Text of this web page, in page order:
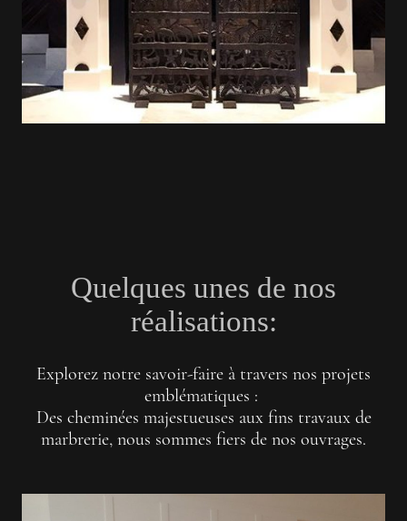
Quelques unes de nos
réalisations:
Explorez notre savoir-faire à travers nos projets
emblématiques :
Des cheminées majestueuses aux fins travaux de
marbrerie, nous sommes fiers de nos ouvrages.